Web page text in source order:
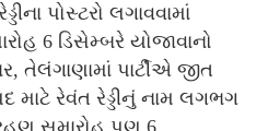
પોસ્ટરો લગાવવામાં
6 ડિસેમ્બરે યોજાવાનો
તેલંગાણામાં પાર્ટીએ જીત
માટે રેવંત રેડ્ડીનું નામ લગભગ
સમારોહ પણ 6